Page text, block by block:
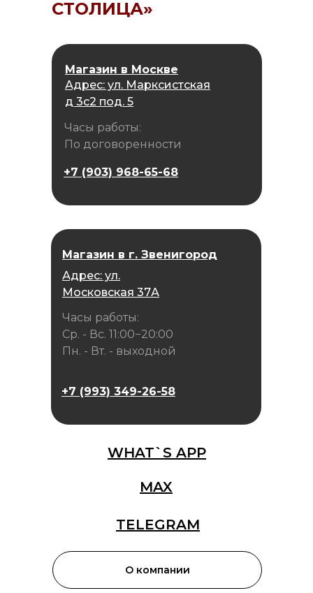
СТОЛИЦА»
Магазин в Москве
Адрес: ул. Марксистская
д 3с2 под. 5
Часы работы:
По договоренности
О компании
MAX
TELEGRAM
WHAT`S APP
Часы работы:
Ср. - Вс. 11:00−20:00
Пн. - Вт. - выходной
Магазин в г. Звенигород
Адрес: ул.
Московская 37А
+7 (993) 349-26-58
+7 (903) 968-65-68